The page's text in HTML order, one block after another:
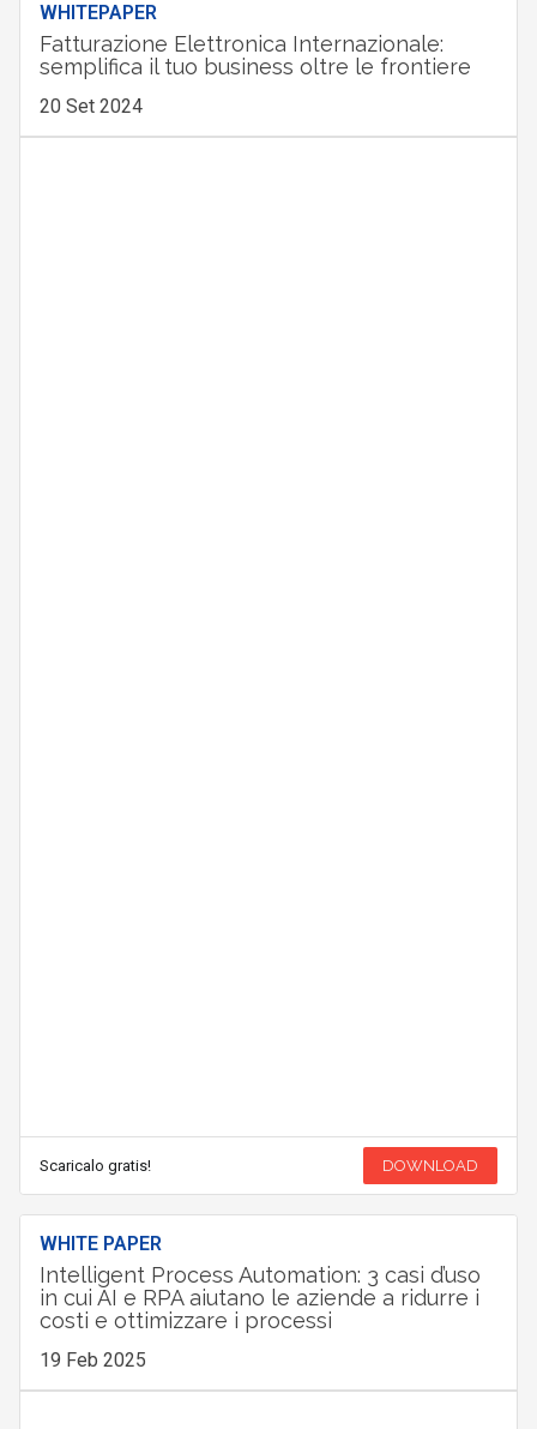
WHITEPAPER
Fatturazione Elettronica Internazionale:
semplifica il tuo business oltre le frontiere
20 Set 2024
Scaricalo gratis! DOWNLOAD
WHITE PAPER
Intelligent Process Automation: 3 casi d’uso
in cui AI e RPA aiutano le aziende a ridurre i
costi e ottimizzare i processi
19 Feb 2025